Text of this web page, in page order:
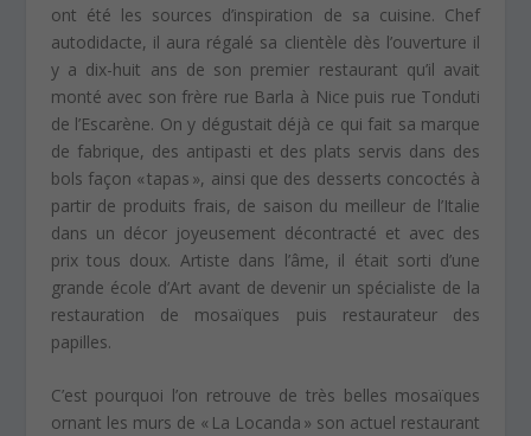
ont été les sources d’inspiration de sa cuisine. Chef
autodidacte, il aura régalé sa clientèle dès l’ouverture il
y a dix-huit ans de son premier restaurant qu’il avait
monté avec son frère rue Barla à Nice puis rue Tonduti
de l’Escarène. On y dégustait déjà ce qui fait sa marque
de fabrique, des antipasti et des plats servis dans des
bols façon « tapas », ainsi que des desserts concoctés à
partir de produits frais, de saison du meilleur de l’Italie
dans un décor joyeusement décontracté et avec des
prix tous doux. Artiste dans l’âme, il était sorti d’une
grande école d’Art avant de devenir un spécialiste de la
restauration de mosaïques puis restaurateur des
papilles.
C’est pourquoi l’on retrouve de très belles mosaïques
ornant les murs de « La Locanda » son actuel restaurant